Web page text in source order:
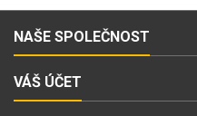
NAŠE SPOLEČNOST
VÁŠ ÚČET